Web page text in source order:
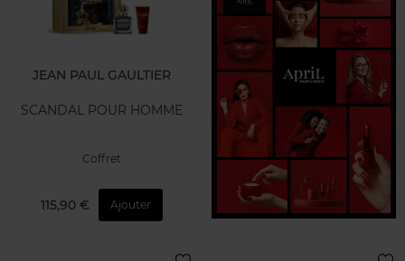
JEAN PAUL GAULTIER
SCANDAL POUR HOMME
Coffret
115,90 € Ajouter